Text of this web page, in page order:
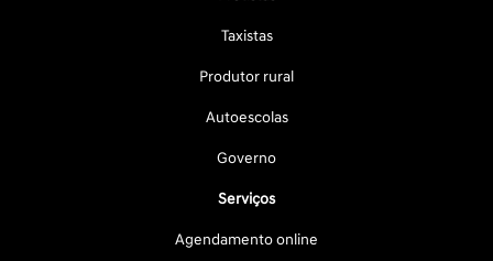
Taxistas
Produtor rural
Autoescolas
Governo
Serviços
Agendamento online